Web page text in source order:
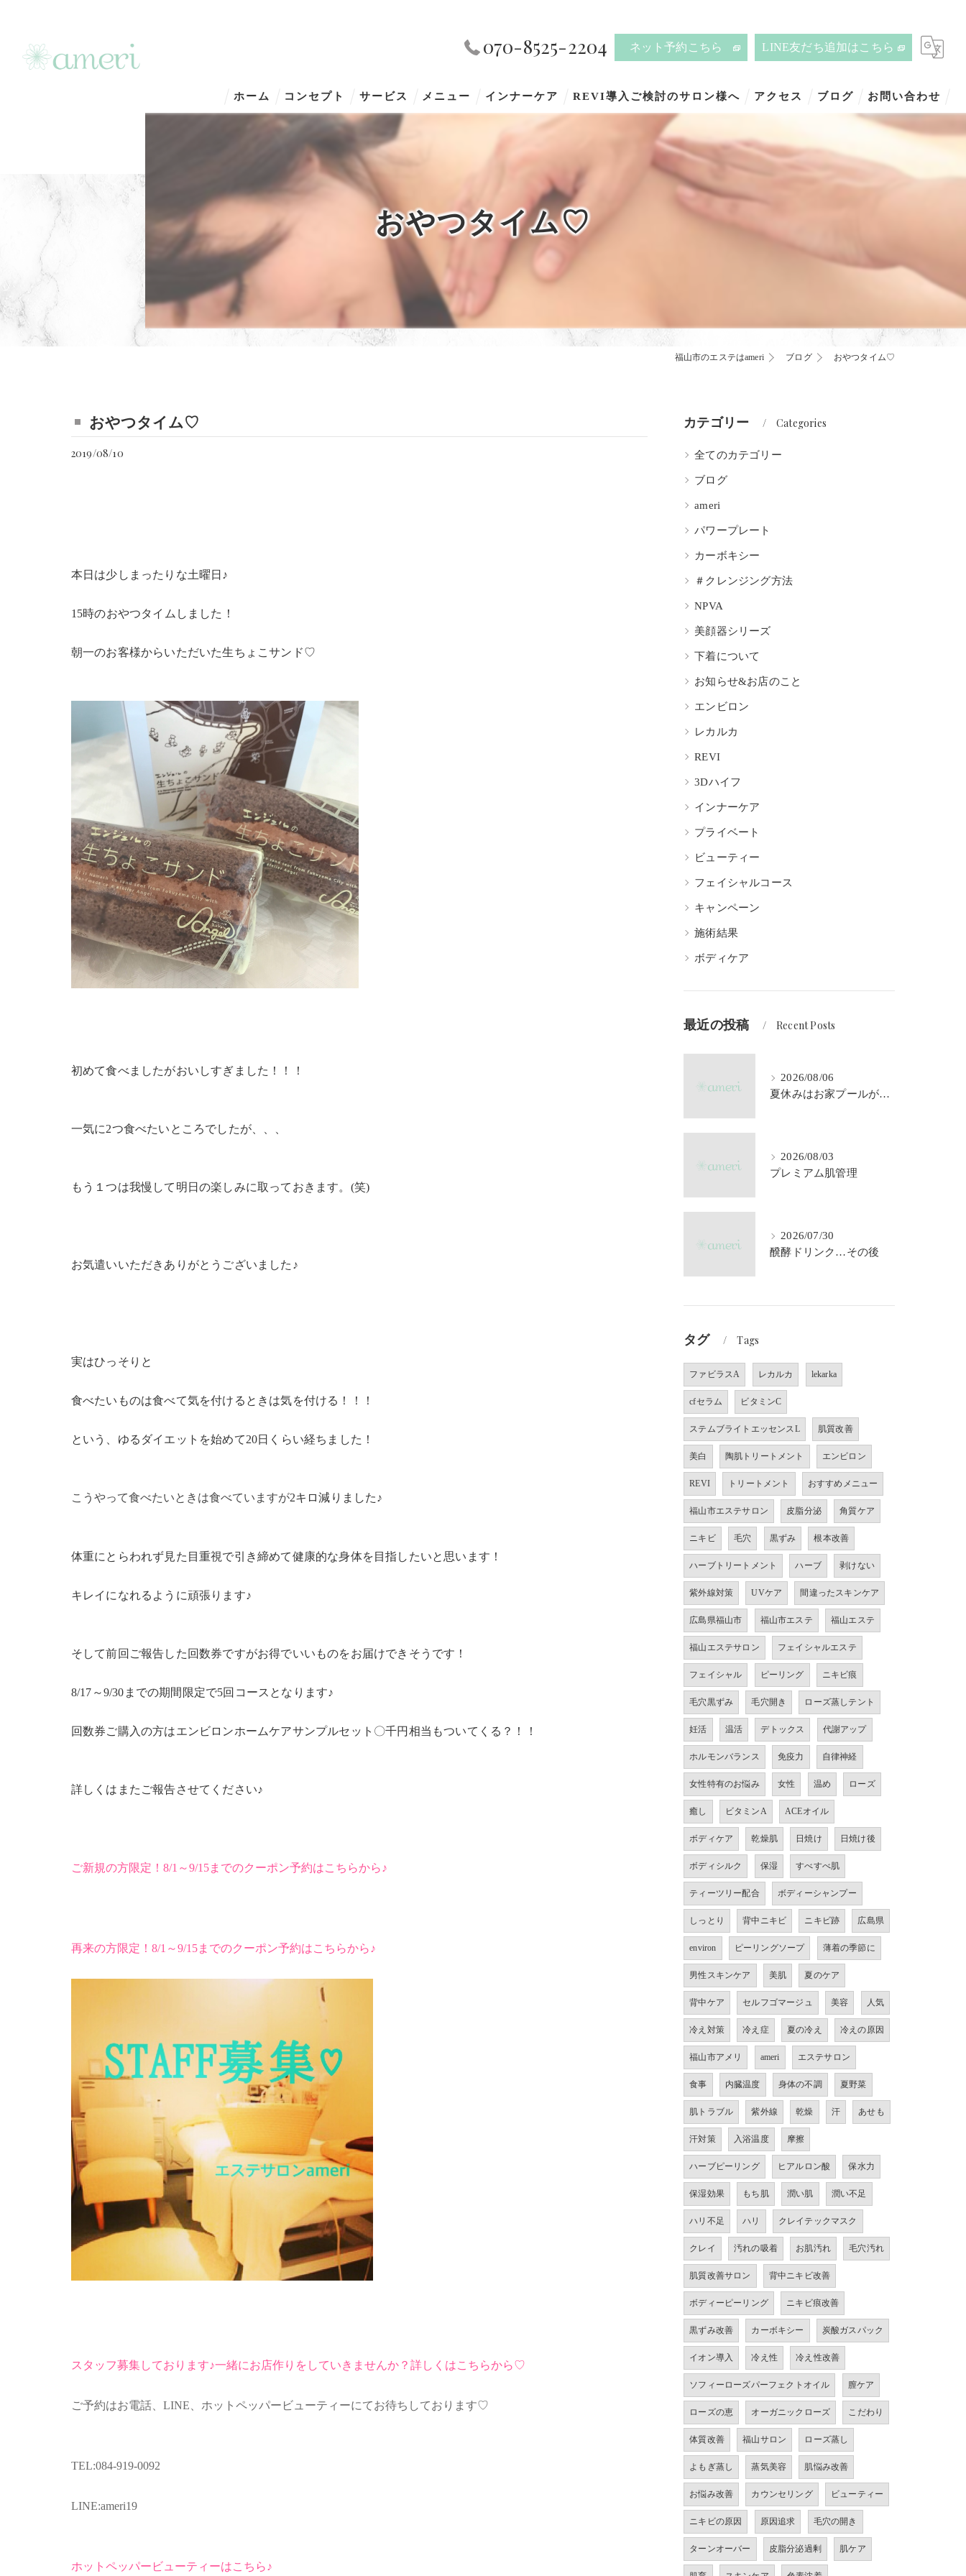
070-8525-2204 ネット予約こちら LINE友だち追加はこちら
ホーム コンセプト サービス メニュー インナーケア REVI導入ご検討のサロン様へ アクセス ブログ お問い合わせ
おやつタイム♡
福山市のエステはameri ブログ おやつタイム♡
おやつタイム♡
2019/08/10
本日は少しまったりな土曜日♪
15時のおやつタイムしました！
朝一のお客様からいただいた生ちょこサンド♡
初めて食べましたがおいしすぎました！！！
一気に2つ食べたいところでしたが、、、
もう１つは我慢して明日の楽しみに取っておきます。(笑)
お気遣いいただきありがとうございました♪
実はひっそりと
食べたいものは食べて気を付けるときは気を付ける！！！
という、ゆるダイエットを始めて20日くらい経ちました！
こうやって食べたいときは食べていますが2キロ減りました♪
体重にとらわれず見た目重視で引き締めて健康的な身体を目指したいと思います！
キレイになれるように頑張ります♪
そして前回ご報告した回数券ですがお得でいいものをお届けできそうです！
8/17～9/30までの期間限定で5回コースとなります♪
回数券ご購入の方はエンビロンホームケアサンプルセット〇千円相当もついてくる？！！
詳しくはまたご報告させてください♪
ご新規の方限定！8/1～9/15までのクーポン予約はこちらから♪
再来の方限定！8/1～9/15までのクーポン予約はこちらから♪
スタッフ募集しております♪一緒にお店作りをしていきませんか？詳しくはこちらから♡
ご予約はお電話、LINE、ホットペッパービューティーにてお待ちしております♡
TEL:084-919-0092
LINE:ameri19
ホットペッパービューティーはこちら♪
カテゴリー Categories
全てのカテゴリー
ブログ
ameri
パワープレート
カーボキシー
＃クレンジング方法
NPVA
美顔器シリーズ
下着について
お知らせ&お店のこと
エンビロン
レカルカ
REVI
3Dハイフ
インナーケア
プライベート
ビューティー
フェイシャルコース
キャンペーン
施術結果
ボディケア
最近の投稿 Recent Posts
2026/08/06
夏休みはお家プールが大活躍♪
2026/08/03
プレミアム肌管理
2026/07/30
醗酵ドリンク…その後
タグ Tags
ファビラスA レカルカ lekarka
cfセラム ビタミンC
ステムブライトエッセンスL 肌質改善
美白 陶肌トリートメント エンビロン
REVI トリートメント おすすめメニュー
福山市エステサロン 皮脂分泌 角質ケア
ニキビ 毛穴 黒ずみ 根本改善
ハーブトリートメント ハーブ 剥けない
紫外線対策 UVケア 間違ったスキンケア
広島県福山市 福山市エステ 福山エステ
福山エステサロン フェイシャルエステ
フェイシャル ピーリング ニキビ痕
毛穴黒ずみ 毛穴開き ローズ蒸しテント
妊活 温活 デトックス 代謝アップ
ホルモンバランス 免疫力 自律神経
女性特有のお悩み 女性 温め ローズ
癒し ビタミンA ACEオイル
ボディケア 乾燥肌 日焼け 日焼け後
ボディシルク 保湿 すべすべ肌
ティーツリー配合 ボディーシャンプー
しっとり 背中ニキビ ニキビ跡 広島県
environ ピーリングソープ 薄着の季節に
男性スキンケア 美肌 夏のケア
背中ケア セルフゴマージュ 美容 人気
冷え対策 冷え症 夏の冷え 冷えの原因
福山市アメリ ameri エステサロン
食事 内臓温度 身体の不調 夏野菜
肌トラブル 紫外線 乾燥 汗 あせも
汗対策 入浴温度 摩擦
ハーブピーリング ヒアルロン酸 保水力
保湿効果 もち肌 潤い肌 潤い不足
ハリ不足 ハリ クレイテックマスク
クレイ 汚れの吸着 お肌汚れ 毛穴汚れ
肌質改善サロン 背中ニキビ改善
ボディーピーリング ニキビ痕改善
黒ずみ改善 カーボキシー 炭酸ガスパック
イオン導入 冷え性 冷え性改善
ソフィーローズパーフェクトオイル 膣ケア
ローズの恵 オーガニックローズ こだわり
体質改善 福山サロン ローズ蒸し
よもぎ蒸し 蒸気美容 肌悩み改善
お悩み改善 カウンセリング ビューティー
ニキビの原因 原因追求 毛穴の開き
ターンオーバー 皮脂分泌過剰 肌ケア